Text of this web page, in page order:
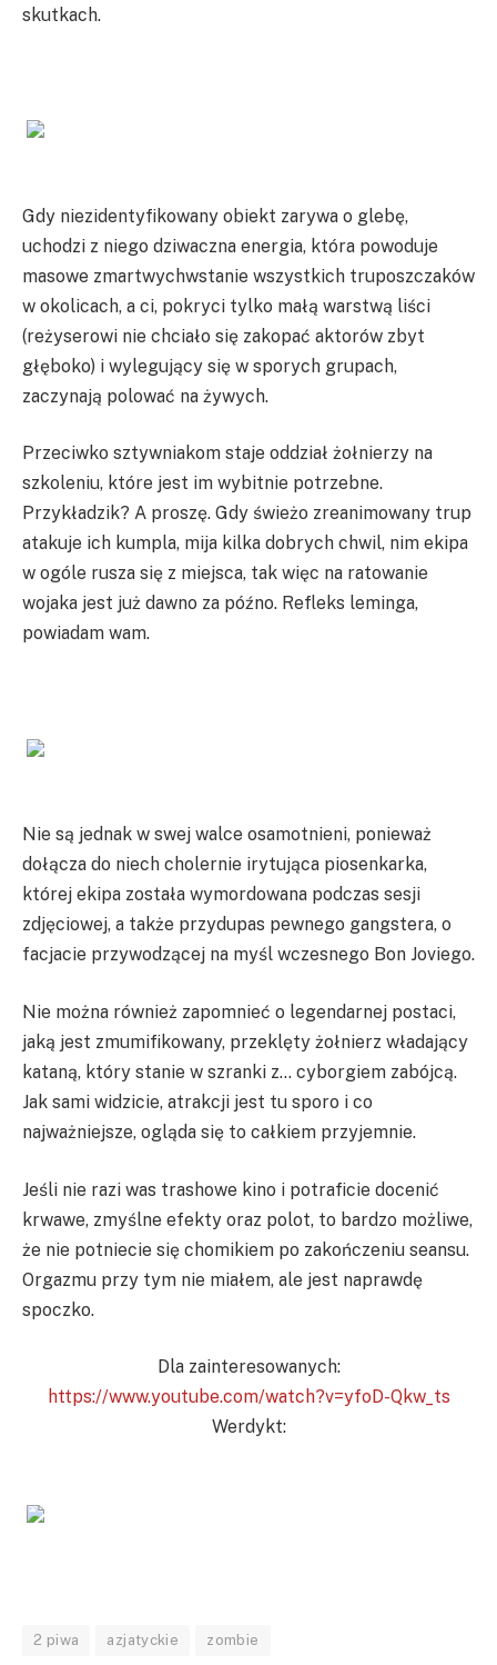
skutkach.
Gdy niezidentyfikowany obiekt zarywa o glebę,
uchodzi z niego dziwaczna energia, która powoduje
masowe zmartwychwstanie wszystkich truposzczaków
w okolicach, a ci, pokryci tylko małą warstwą liści
(reżyserowi nie chciało się zakopać aktorów zbyt
głęboko) i wylegujący się w sporych grupach,
zaczynają polować na żywych.
Przeciwko sztywniakom staje oddział żołnierzy na
szkoleniu, które jest im wybitnie potrzebne.
Przykładzik? A proszę. Gdy świeżo zreanimowany trup
atakuje ich kumpla, mija kilka dobrych chwil, nim ekipa
w ogóle rusza się z miejsca, tak więc na ratowanie
wojaka jest już dawno za późno. Refleks leminga,
powiadam wam.
Nie są jednak w swej walce osamotnieni, ponieważ
dołącza do niech cholernie irytująca piosenkarka,
której ekipa została wymordowana podczas sesji
zdjęciowej, a także przydupas pewnego gangstera, o
facjacie przywodzącej na myśl wczesnego Bon Joviego.
Nie można również zapomnieć o legendarnej postaci,
jaką jest zmumifikowany, przeklęty żołnierz władający
kataną, który stanie w szranki z… cyborgiem zabójcą.
Jak sami widzicie, atrakcji jest tu sporo i co
najważniejsze, ogląda się to całkiem przyjemnie.
Jeśli nie razi was trashowe kino i potraficie docenić
krwawe, zmyślne efekty oraz polot, to bardzo możliwe,
że nie potniecie się chomikiem po zakończeniu seansu.
Orgazmu przy tym nie miałem, ale jest naprawdę
spoczko.
Dla zainteresowanych:
https://www.youtube.com/watch?v=yfoD-Qkw_ts
Werdykt:
2 piwa azjatyckie zombie